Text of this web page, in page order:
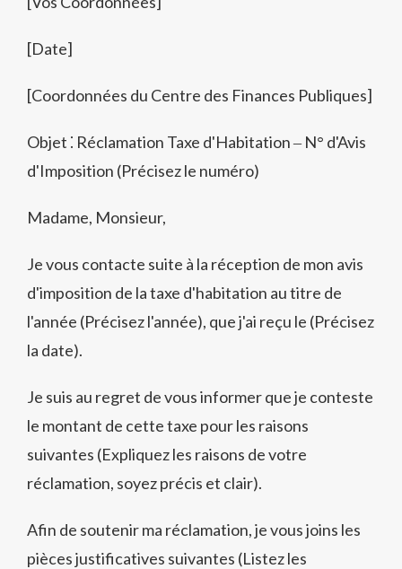
[Date]
[Coordonnées du Centre des Finances Publiques]
Objet ⁚ Réclamation Taxe d'Habitation ‒ N° d'Avis
d'Imposition (Précisez le numéro)
Madame, Monsieur,
Je vous contacte suite à la réception de mon avis
d'imposition de la taxe d'habitation au titre de
l'année (Précisez l'année), que j'ai reçu le (Précisez
la date).
Je suis au regret de vous informer que je conteste
le montant de cette taxe pour les raisons
suivantes (Expliquez les raisons de votre
réclamation, soyez précis et clair).
Afin de soutenir ma réclamation, je vous joins les
pièces justificatives suivantes (Listez les